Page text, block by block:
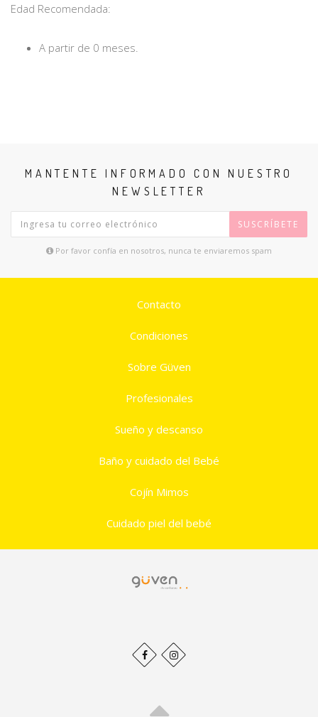
Edad Recomendada:
A partir de 0 meses.
MANTENTE INFORMADO CON NUESTRO
NEWSLETTER
SUSCRÍBETE
Por favor confía en nosotros, nunca te enviaremos spam
Contacto
Condiciones
Sobre Güven
Profesionales
Sueño y descanso
Baño y cuidado del Bebé
Cojín Mimos
Cuidado piel del bebé